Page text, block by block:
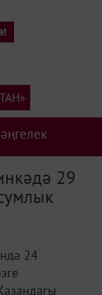
29
24